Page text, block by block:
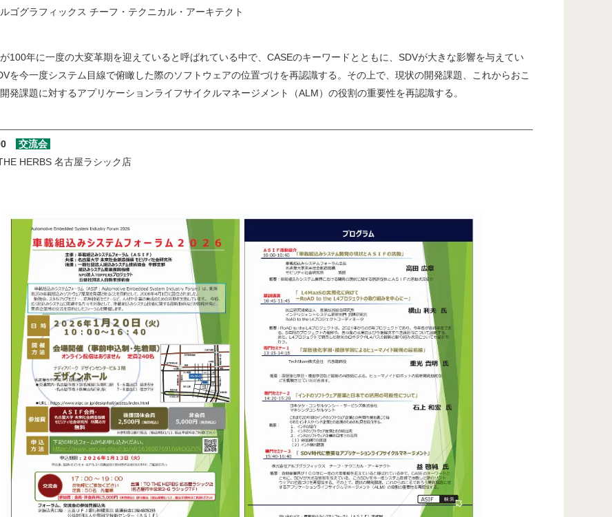
ゴグラフィックス チーフ・テクニカル・アーキテクト
100年に一度の大変革期を迎えていると呼ばれている中で、CASEのキーワードとともに、SDVが大きな影響を与えてい
を今一度システム目線で俯瞰した際のソフトウェアの位置づけを再認識する。その上で、現状の開発課題、これからおこ
発課題に対するアプリケーションライフサイクルマネージメント（ALM）の役割の重要性を再認識する。
交流会
HERBS 名古屋ラシック店